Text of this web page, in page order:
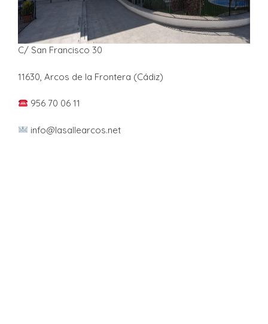
C/ San Francisco 30
11630, Arcos de la Frontera (Cádiz)
956 70 06 11
info@lasallearcos.net